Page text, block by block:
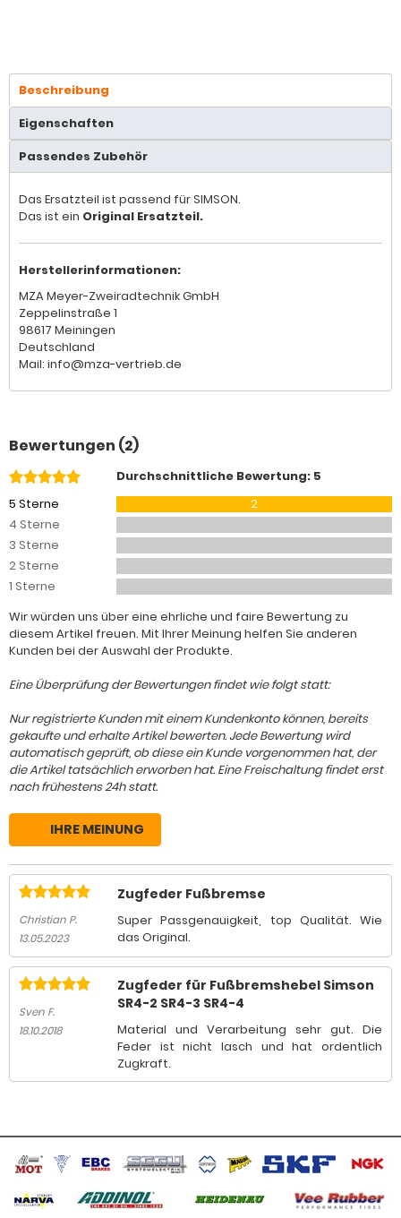
Beschreibung
Eigenschaften
Passendes Zubehör
Das Ersatzteil ist passend für SIMSON.
Das ist ein Original Ersatzteil.
Herstellerinformationen:
MZA Meyer-Zweiradtechnik GmbH
Zeppelinstraße 1
98617 Meiningen
Deutschland
Mail: info@mza-vertrieb.de
Bewertungen (2)
Durchschnittliche Bewertung: 5
5 Sterne
2
4 Sterne
3 Sterne
2 Sterne
1 Sterne
Wir würden uns über eine ehrliche und faire Bewertung zu
diesem Artikel freuen. Mit Ihrer Meinung helfen Sie anderen
Kunden bei der Auswahl der Produkte.
Eine Überprüfung der Bewertungen findet wie folgt statt:
Nur registrierte Kunden mit einem Kundenkonto können, bereits
gekaufte und erhalte Artikel bewerten. Jede Bewertung wird
automatisch geprüft, ob diese ein Kunde vorgenommen hat, der
die Artikel tatsächlich erworben hat. Eine Freischaltung findet erst
nach frühestens 24h statt.
IHRE MEINUNG
Christian P.
13.05.2023
Zugfeder Fußbremse
Super Passgenauigkeit, top Qualität. Wie
das Original.
Sven F.
18.10.2018
Zugfeder für Fußbremshebel Simson
SR4-2 SR4-3 SR4-4
Material und Verarbeitung sehr gut. Die
Feder ist nicht lasch und hat ordentlich
Zugkraft.